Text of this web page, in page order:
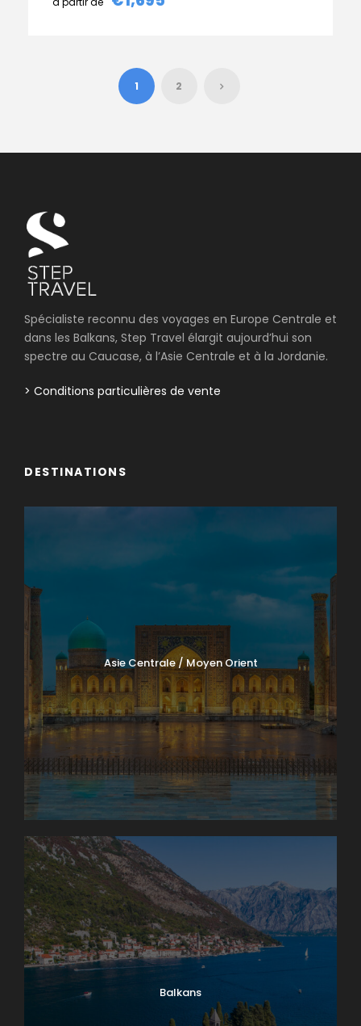
1 2
Spécialiste reconnu des voyages en Europe Centrale et
dans les Balkans, Step Travel élargit aujourd’hui son
spectre au Caucase, à l’Asie Centrale et à la Jordanie.
> Conditions particulières de vente
DESTINATIONS
Asie Centrale / Moyen Orient
Balkans